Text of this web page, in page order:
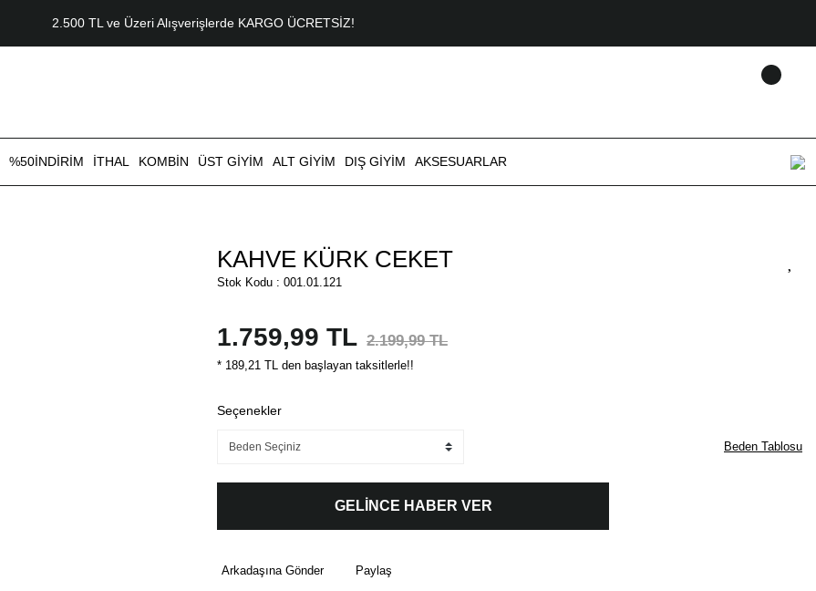
2.500 TL ve Üzeri Alışverişlerde KARGO ÜCRETSİZ!
%50İNDİRİM İTHAL KOMBİN ÜST GİYİM ALT GİYİM DIŞ GİYİM AKSESUARLAR
KAHVE KÜRK CEKET
Stok Kodu : 001.01.121
1.759,99 TL 2.199,99 TL
* 189,21 TL den başlayan taksitlerle!!
Seçenekler
Beden Tablosu
GELİNCE HABER VER
Arkadaşına Gönder Paylaş